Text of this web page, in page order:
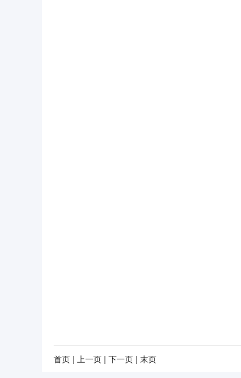
首页 | 上一页 | 下一页 | 末页